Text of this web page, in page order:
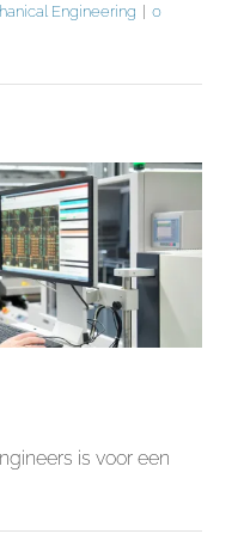
Engineering | 0
is voor een